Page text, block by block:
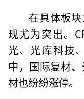
在具体板
现尤为突出。
光、光库科技
中，国际复材
材也纷纷涨停。